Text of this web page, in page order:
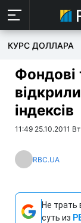
КУРС ДОЛЛАРА
Фондові
індексів
11:49 25.10.2011 Вт
RBC.UA
Не трать
суть из